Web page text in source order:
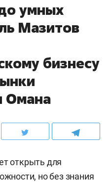
умных
Мазитов
бизнесу
Омана
открыть для
но без знания